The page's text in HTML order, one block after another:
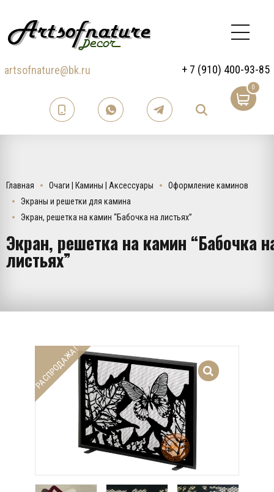
artsofnature@bk.ru + 7 (910) 400-93-85
0
Главная Очаги | Камины | Аксессуары
Оформление каминов
Экраны и решетки для камина
Экран, решетка на камин “Бабочка на листьях”
Экран, решетка на камин “Бабочка
листьях”
РАСПРОДАЖА!